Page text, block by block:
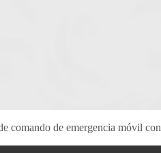
comando de emergencia móvil